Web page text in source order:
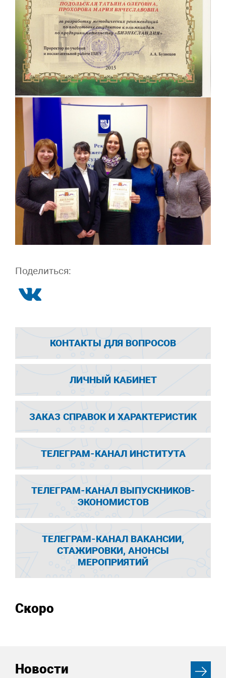
Поделиться:
КОНТАКТЫ ДЛЯ ВОПРОСОВ
ЛИЧНЫЙ КАБИНЕТ
ЗАКАЗ СПРАВОК И ХАРАКТЕРИСТИК
ТЕЛЕГРАМ-КАНАЛ ИНСТИТУТА
ТЕЛЕГРАМ-КАНАЛ ВЫПУСКНИКОВ-
ЭКОНОМИСТОВ
ТЕЛЕГРАМ-КАНАЛ ВАКАНСИИ,
СТАЖИРОВКИ, АНОНСЫ
МЕРОПРИЯТИЙ
Скоро
Новости